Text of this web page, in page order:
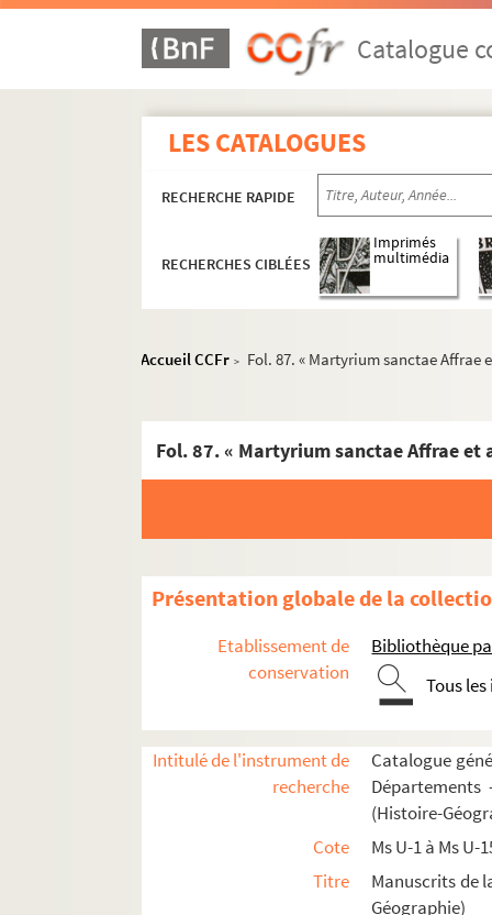
Catalogue
LES CATALOGUES
RECHERCHE RAPIDE
RECHERCHES CIBLÉES
Imprimés
multimédia
Accueil CCFr > Fol. 87. « Martyrium sanctae
Fol. 87. « Martyrium sanctae Affrae
Présentation globale de la
Etablissement de
conservation
Bibliothèque
Tous
Intitulé de l'instrument de
recherche
Catalogue
Départements
(Histoire-
Cote
Ms U-1 à Ms U-
Titre
Manuscrits de
Géographie)
Fol. 38-39. « Item epistola Fausti
Fol. 42. « Passio Sae
Columbae virginis. In
Fol. 45. « Passio S. Sebastiani et
Fol. 50 vo. « Passio S Agnetis virginis »
Fol. 51. Passio S. Vincentii levitae
Fol. 52 vo. « Epistola Aymonis monachi
Fol. 54. Vita S. Vedasti episcopi
Fol. 55 vo. « Eodem die incipit prologus in
Fol. 59. « Vita S. Ambrosii archiepiscopi.
Fol. 62. Passio sancti Jude
Fol. 65. Passio S. Donatiani
Fol. 66. Passio SS. Petri et Pauli
Fol. 67. « Vita S. Marcialis episcopi.
Fol. 71. « Passio sancti Christofori martiris »
Fol. 73. Vita sancti Samsonis archiepiscopi
Fol. 74 vo. « Passio sancti Pantaleonis.
Fol. 78 vo. « Passio S. Yppoliti martiris et
Fol. 79 vo. « Prologus in vita sancti